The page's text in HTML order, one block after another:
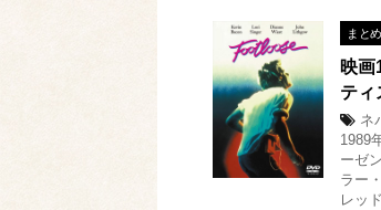
まと
映
ティ
ネ
1989
ーゼン
ラー
レッド